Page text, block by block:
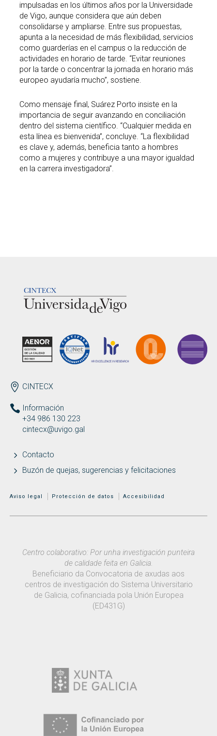
impulsadas en los últimos años por la Universidade
de Vigo, aunque considera que aún deben
consolidarse y ampliarse. Entre sus propuestas,
apunta a la necesidad de más flexibilidad, servicios
como guarderías en el campus o la reducción de
actividades en horario de tarde. “Evitar reuniones
por la tarde o concentrar la jornada en horario más
europeo ayudaría mucho”, sostiene.
Como mensaje final, Suárez Porto insiste en la
importancia de seguir avanzando en conciliación
dentro del sistema científico. “Cualquier medida en
esta línea es bienvenida”, concluye. “La flexibilidad
es clave y, además, beneficia tanto a hombres
como a mujeres y contribuye a una mayor igualdad
en la carrera investigadora”.
ENDEREZO ES
CINTECX
Información
+34 986 130 223
cintecx@uvigo.gal
Contacto
Buzón de quejas, sugerencias y felicitaciones
MENÚ ADICIONAL
Aviso legal Protección de datos Accesibilidad
Centro colaborativo: Por unha investigación punteira
de calidade feita en Galicia.
Beneficiario da Convocatoria de axudas aos
centros de investigación do Sistema Universitario
de Galicia, cofinanciada pola Unión Europea
(ED431G)